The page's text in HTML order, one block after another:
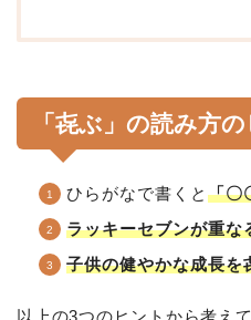
「㐂ぶ」の読み方
ひらがなで書くと 「〇
ラッキーセブンが重な
子供の健やかな成長を